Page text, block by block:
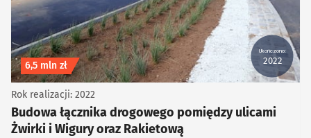
Ukończono:
2022
Koszt inwestycji
6,5 mln zł
Budowa łącznika drogowego pomiędzy ulicami
Żwirki i Wigury oraz Rakietową
Rok realizacji: 2022